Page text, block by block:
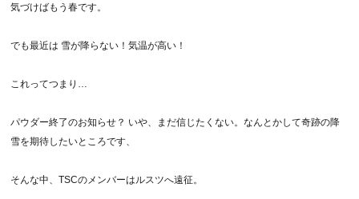
気づけばもう春です。
でも最近は 雪が降らない！気温が高い！
これってつまり…
パウダー終了のお知らせ？ いや、まだ信じたくない。なんとかして奇跡の降
雪を期待したいところです、
そんな中、TSCのメンバーはルスツへ遠征。